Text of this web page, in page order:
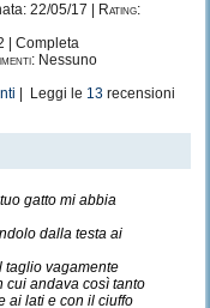
22/05/17 |
Rating:
| Completa
Nessuno
| Leggi le 13 recensioni
gatto mi abbia
dalla testa ai
taglio vagamente
cui andava così tanto
ai lati e con il ciuffo